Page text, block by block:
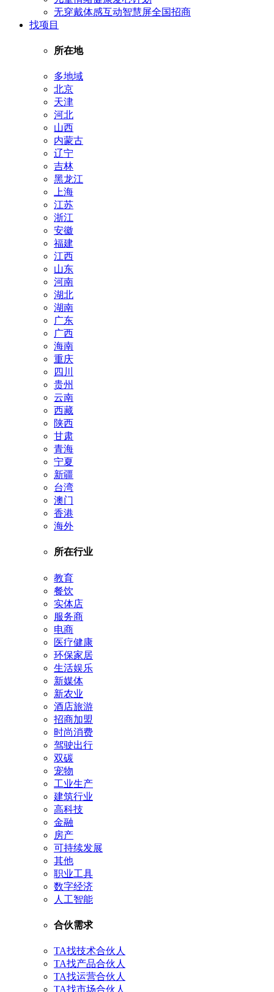
无穿戴体感互动智慧屏全国招商
找项目
所在地
多地域
北京
天津
河北
山西
内蒙古
辽宁
吉林
黑龙江
上海
江苏
浙江
安徽
福建
江西
山东
河南
湖北
湖南
广东
广西
海南
重庆
四川
贵州
云南
西藏
陕西
甘肃
青海
宁夏
新疆
台湾
澳门
香港
海外
所在行业
教育
餐饮
实体店
服务商
电商
医疗健康
环保家居
生活娱乐
新媒体
新农业
酒店旅游
招商加盟
时尚消费
驾驶出行
双碳
宠物
工业生产
建筑行业
高科技
金融
房产
可持续发展
其他
职业工具
数字经济
人工智能
合伙需求
TA找技术合伙人
TA找产品合伙人
TA找运营合伙人
TA找市场合伙人